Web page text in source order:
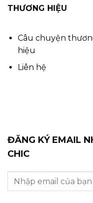
THƯƠNG HIỆU
Câu chuyện
hiệu
Liên hệ
ĐĂNG KÝ EMAIL
CHIC